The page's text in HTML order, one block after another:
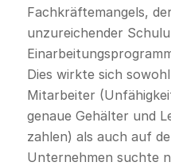
Fachkräftemangels,
unzureichender
Dies wirkte sich
Mitarbeiter
genaue Gehälter und
zahlen) als auch auf
Unternehmen suchte